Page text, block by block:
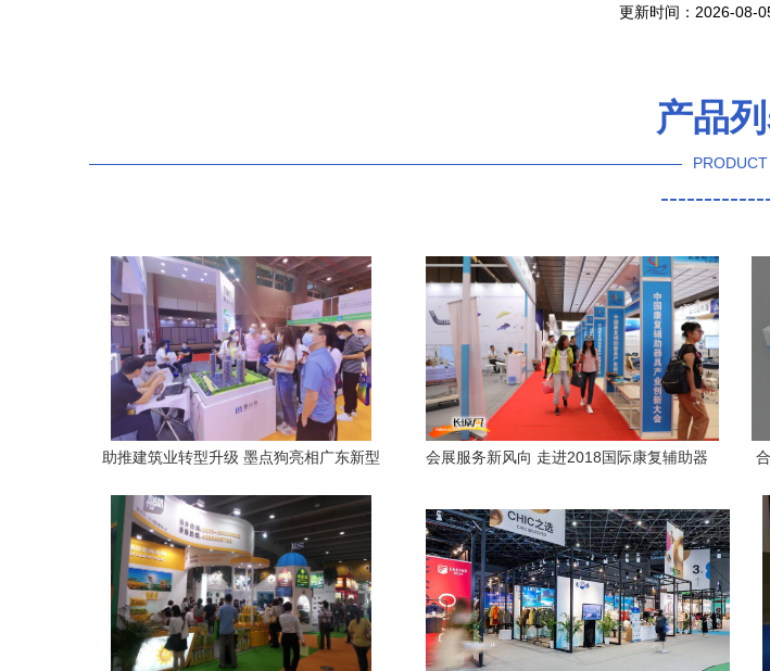
更新时间：2026-08-
产品
PRODUCT
助推建筑业转型升级 墨点狗亮相广东新型
会展服务新风向 走进2018国际康复辅助器